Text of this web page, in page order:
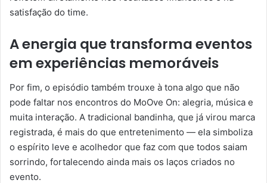
satisfação do time.
A energia que transforma eventos
em experiências memoráveis
Por fim, o episódio também trouxe à tona algo que não
pode faltar nos encontros do MoOve On: alegria, música e
muita interação. A tradicional bandinha, que já virou marca
registrada, é mais do que entretenimento — ela simboliza
o espírito leve e acolhedor que faz com que todos saiam
sorrindo, fortalecendo ainda mais os laços criados no
evento.